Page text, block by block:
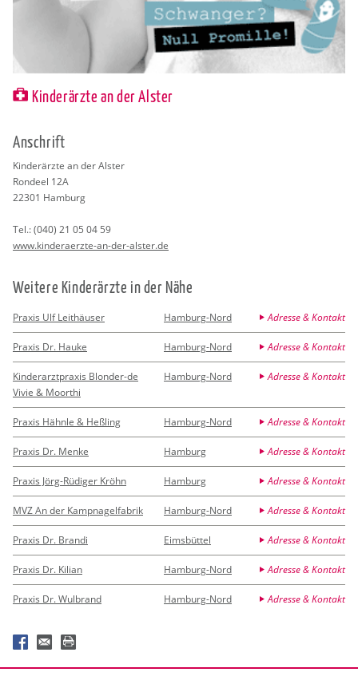
Kinderärzte an der Alster
An­schrift
Kin­der­ärz­te an der Als­ter
Ron­de­el 12A
22301 Ham­burg
Tel.:(040) 21 05 04 59
www.​kin​dera​erzt​e-​an-​der-​alster.​de
Wei­te­re Kin­der­ärz­te in der Nähe
Praxis Ulf Leithäuser Hamburg-Nord Adresse & Kontakt
Praxis Dr. Hauke Hamburg-Nord Adresse & Kontakt
Kinderarztpraxis Blonder-de
Vivie & Moorthi
Hamburg-Nord Adresse & Kontakt
Praxis Hähnle & Heßling Hamburg-Nord Adresse & Kontakt
Praxis Dr. Menke Hamburg Adresse & Kontakt
Praxis Jörg-Rüdiger Kröhn Hamburg Adresse & Kontakt
MVZ An der Kampnagelfabrik Hamburg-Nord Adresse & Kontakt
Praxis Dr. Brandi Eimsbüttel Adresse & Kontakt
Praxis Dr. Kilian Hamburg-Nord Adresse & Kontakt
Praxis Dr. Wulbrand Hamburg-Nord Adresse & Kontakt